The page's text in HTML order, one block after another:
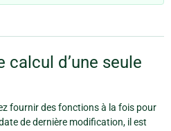
calcul d’une seule
fournir des fonctions à la fois pour
de dernière modification, il est